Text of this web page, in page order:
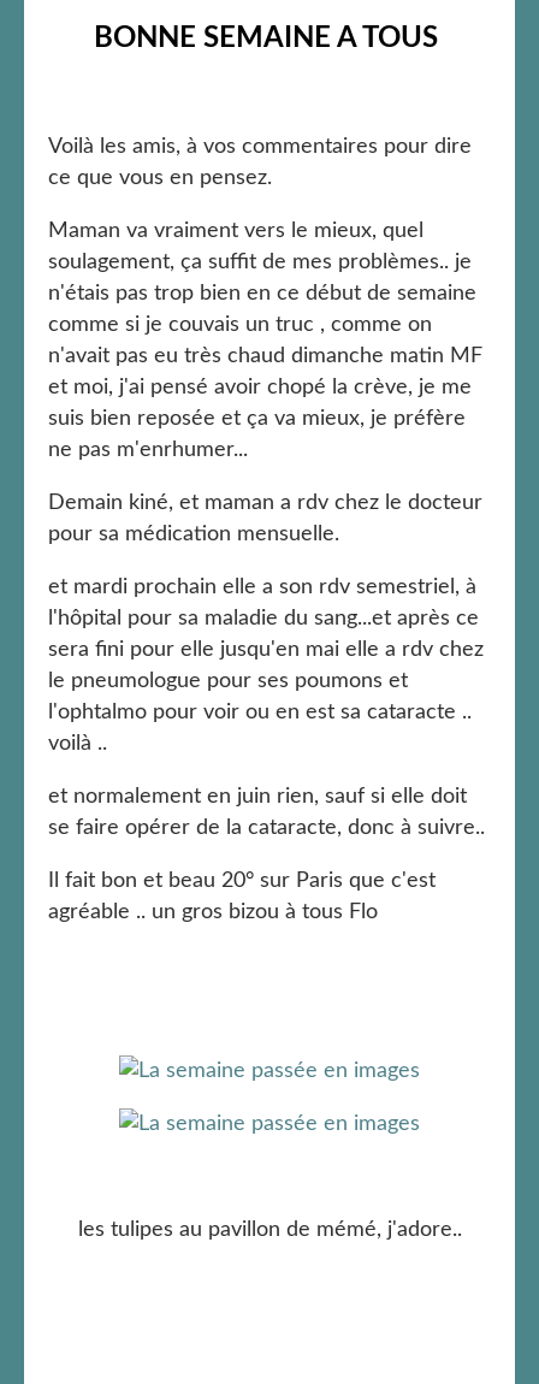
BONNE SEMAINE A TOUS
Voilà les amis, à vos commentaires pour dire
ce que vous en pensez.
Maman va vraiment vers le mieux, quel
soulagement, ça suffit de mes problèmes.. je
n'étais pas trop bien en ce début de semaine
comme si je couvais un truc , comme on
n'avait pas eu très chaud dimanche matin MF
et moi, j'ai pensé avoir chopé la crève, je me
suis bien reposée et ça va mieux, je préfère
ne pas m'enrhumer...
Demain kiné, et maman a rdv chez le docteur
pour sa médication mensuelle.
et mardi prochain elle a son rdv semestriel, à
l'hôpital pour sa maladie du sang...et après ce
sera fini pour elle jusqu'en mai elle a rdv chez
le pneumologue pour ses poumons et
l'ophtalmo pour voir ou en est sa cataracte ..
voilà ..
et normalement en juin rien, sauf si elle doit
se faire opérer de la cataracte, donc à suivre..
Il fait bon et beau 20° sur Paris que c'est
agréable .. un gros bizou à tous Flo
les tulipes au pavillon de mémé, j'adore..